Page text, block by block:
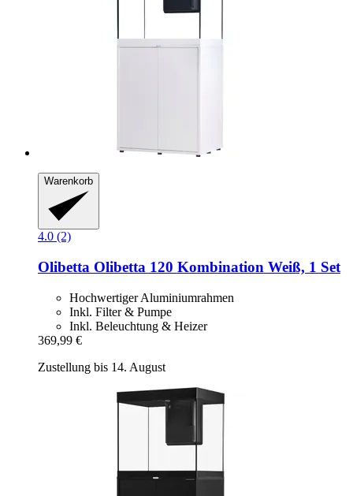
Warenkorb
4.0 (2)
Olibetta Olibetta 120 Kombination Weiß, 1 Set
Hochwertiger Aluminiumrahmen
Inkl. Filter & Pumpe
Inkl. Beleuchtung & Heizer
369,99 €
Zustellung bis 14. August